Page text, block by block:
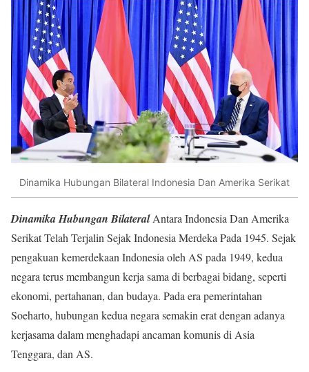
Dinamika Hubungan Bilateral Indonesia Dan Amerika Serikat
Dinamika Hubungan BilateralAntara Indonesia Dan Amerika
Serikat Telah Terjalin Sejak Indonesia Merdeka Pada 1945. Sejak
pengakuan kemerdekaan Indonesia oleh AS pada 1949, kedua
negara terus membangun kerja sama di berbagai bidang, seperti
ekonomi, pertahanan, dan budaya. Pada era pemerintahan
Soeharto, hubungan kedua negara semakin erat dengan adanya
kerjasama dalam menghadapi ancaman komunis di Asia
Tenggara, dan AS.